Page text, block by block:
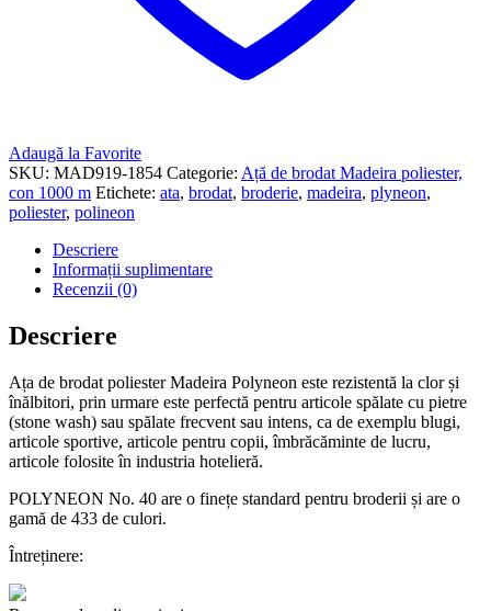
Adaugă la Favorite
SKU: MAD919-1854 Categorie: Ață de brodat Madeira poliester,
con 1000 m Etichete: ata, brodat, broderie, madeira, plyneon,
poliester, polineon
Descriere
Informații suplimentare
Recenzii (0)
Descriere
Ața de brodat poliester Madeira Polyneon este rezistentă la clor și
înălbitori, prin urmare este perfectă pentru articole spălate cu pietre
(stone wash) sau spălate frecvent sau intens, ca de exemplu blugi,
articole sportive, articole pentru copii, îmbrăcăminte de lucru,
articole folosite în industria hotelieră.
POLYNEON No. 40 are o finețe standard pentru broderii și are o
gamă de 433 de culori.
Întreținere: